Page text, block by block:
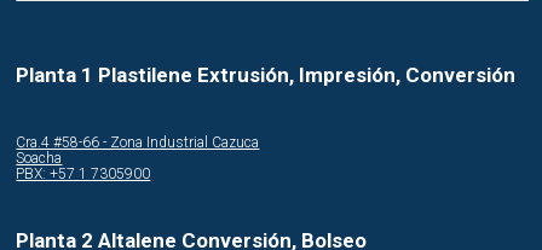
Planta 1 Plastilene Extrusión, Impresión, Conversión
Cra.4 #58-66 - Zona Industrial Cazuca
Soacha
PBX: +57 1 7305900
Planta 2 Altalene Conversión, Bolseo